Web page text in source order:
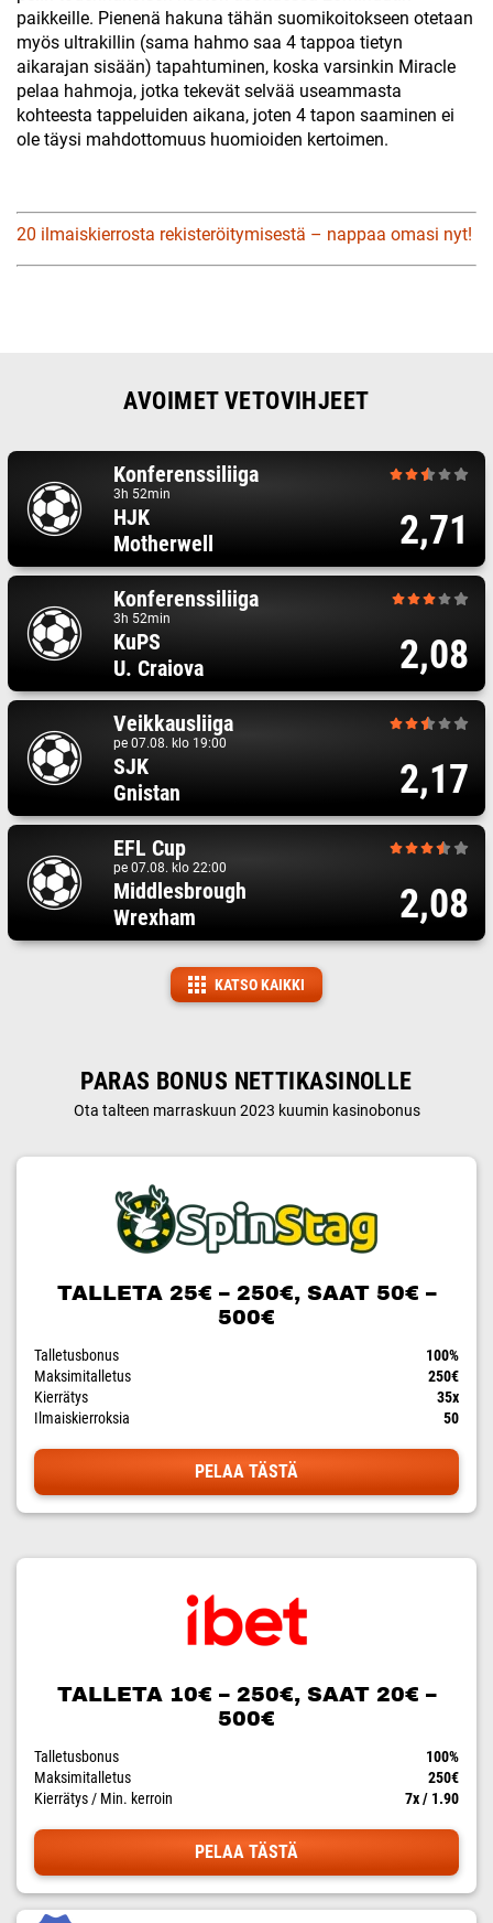
paikkeille. Pienenä hakuna tähän suomikoitokseen otetaan
myös ultrakillin (sama hahmo saa 4 tappoa tietyn
aikarajan sisään) tapahtuminen, koska varsinkin Miracle
pelaa hahmoja, jotka tekevät selvää useammasta
kohteesta tappeluiden aikana, joten 4 tapon saaminen ei
ole täysi mahdottomuus huomioiden kertoimen.
20 ilmaiskierrosta rekisteröitymisestä – nappaa omasi nyt!
AVOIMET VETOVIHJEET
Konferenssiliiga
3h 52min
HJK
Motherwell
2,71
Konferenssiliiga
3h 52min
KuPS
U. Craiova
2,08
Veikkausliiga
pe 07.08. klo 19:00
SJK
Gnistan
2,17
EFL Cup
pe 07.08. klo 22:00
Middlesbrough
Wrexham
2,08
KATSO KAIKKI
PARAS BONUS NETTIKASINOLLE
Ota talteen marraskuun 2023 kuumin kasinobonus
TALLETA 25€ – 250€, SAAT 50€ –
500€
Talletusbonus
100%
Maksimitalletus
250€
Kierrätys
35x
Ilmaiskierroksia
50
PELAA TÄSTÄ
TALLETA 10€ – 250€, SAAT 20€ –
500€
Talletusbonus
100%
Maksimitalletus
250€
Kierrätys / Min. kerroin
7x / 1.90
PELAA TÄSTÄ